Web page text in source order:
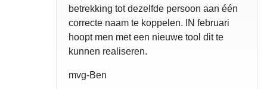
betrekking tot dezelfde persoon aan één
correcte naam te koppelen. IN februari
hoopt men met een nieuwe tool dit te
kunnen realiseren.
mvg-Ben